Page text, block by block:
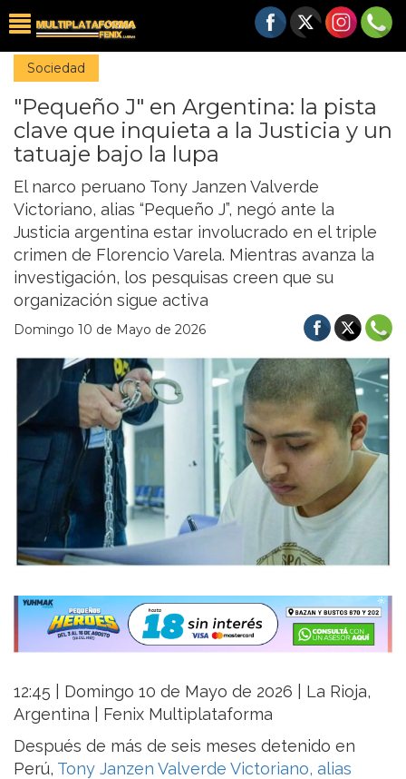
Sociedad
"Pequeño J" en Argentina: la pista
clave que inquieta a la Justicia y un
tatuaje bajo la lupa
El narco peruano Tony Janzen Valverde
Victoriano, alias “Pequeño J”, negó ante la
Justicia argentina estar involucrado en el triple
crimen de Florencio Varela. Mientras avanza la
investigación, los pesquisas creen que su
organización sigue activa
Domingo 10 de Mayo de 2026
12:45 | Domingo 10 de Mayo de 2026 | La Rioja,
Argentina | Fenix Multiplataforma
Después de más de seis meses detenido en
Perú, Tony Janzen Valverde Victoriano, alias